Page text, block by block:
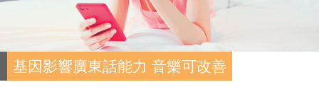
基因影響廣東話能力 音樂可改善